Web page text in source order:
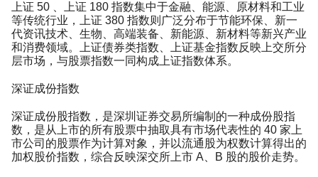
上证 50 、上证 180 指数集中于金融、能源、原材料和工业
等传统行业，上证 380 指数则广泛分布于节能环保、新一
代资讯技术、生物、高端装备、新能源、新材料等新兴产业
和消费领域。上证债券类指数、上证基金指数反映上交所分
层市场，与股票指数一同构成上证指数体系。
深证成份指数
深证成份股指数，是深圳证券交易所编制的一种成份股指
数，是从上市的所有股票中抽取具有市场代表性的 40 家上
市公司的股票作为计算对象，并以流通股为权数计算得出的
加权股价指数，综合反映深交所上市 A、B 股的股价走势。